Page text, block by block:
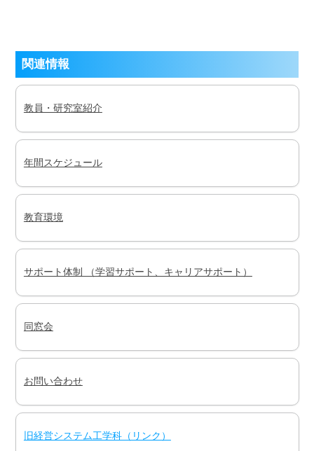
関連情報
教員・研究室紹介
年間スケジュール
教育環境
サポート体制 （学習サポート、キャリアサポート）
同窓会
お問い合わせ
旧経営システム工学科（リンク）